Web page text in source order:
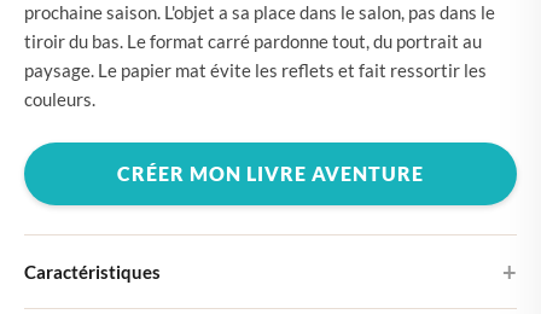
prochaine saison. L'objet a sa place dans le salon, pas dans le
tiroir du bas. Le format carré pardonne tout, du portrait au
paysage. Le papier mat évite les reflets et fait ressortir les
couleurs.
CRÉER MON LIVRE AVENTURE
Caractéristiques